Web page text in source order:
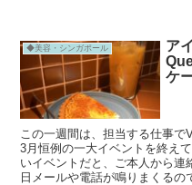
◆美容・シンガポール
ア
ケ
この一週間は、担当する仕事で
3月恒例の一大イベントを終え
いイベントだと、ご本人から連
日メールや電話が鳴りまくるの